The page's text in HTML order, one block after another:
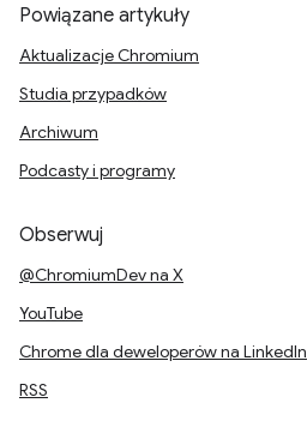
Powiązane artykuły
Aktualizacje Chromium
Studia przypadków
Archiwum
Podcasty i programy
Obserwuj
@ChromiumDev na X
YouTube
Chrome dla deweloperów na LinkedIn
RSS